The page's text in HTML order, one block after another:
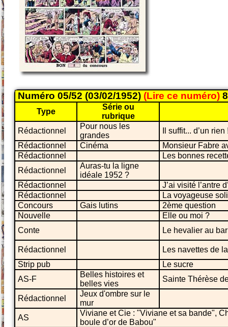
Numéro 05/52 (03/02/1952) (Lire ce numéro)
Type
Série ou
rubrique
Rédactionnel
Pour nous les
grandes
Il suffit... d’un rien
Rédactionnel
Cinéma
Monsieur Fabre
Rédactionnel
Les bonnes
Rédactionnel
Auras-tu la ligne
idéale 1952 ?
Rédactionnel
J’ai visité l’antre
Rédactionnel
La voyageuse
Concours
Gais lutins
2ème question
Nouvelle
Elle ou moi ?
Conte
Le hevalier au
Rédactionnel
Les navettes de
Strip pub
Le sucre
AS-F
Belles histoires et
belles vies
Sainte Thérèse
Rédactionnel
Jeux d'ombre sur le
mur
AS
Viviane et Cie : "Viviane et sa bande",
boule d’or de Babou"